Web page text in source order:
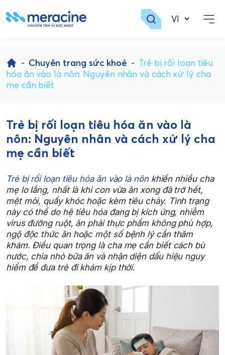
to
content
- Chuyên trang sức khoẻ - Trẻ bị rối loạn tiêu
hóa ăn vào là nôn: Nguyên nhân và cách xử lý cha
mẹ cần biết
Trẻ bị rối loạn tiêu hóa ăn vào là
nôn: Nguyên nhân và cách xử lý cha
mẹ cần biết
Trẻ bị rối loạn tiêu hóa ăn vào là nônkhiến nhiều cha
mẹ lo lắng, nhất là khi con vừa ăn xong đã trớ hết,
mệt mỏi, quấy khóc hoặc kèm tiêu chảy. Tình trạng
này có thể do hệ tiêu hóa đang bị kích ứng, nhiễm
virus đường ruột, ăn phải thực phẩm không phù hợp,
ngộ độc thức ăn hoặc một số bệnh lý cần thăm
khám. Điều quan trọng là cha mẹ cần biết cách bù
nước, chia nhỏ bữa ăn và nhận diện dấu hiệu nguy
hiểm để đưa trẻ đi khám kịp thời.